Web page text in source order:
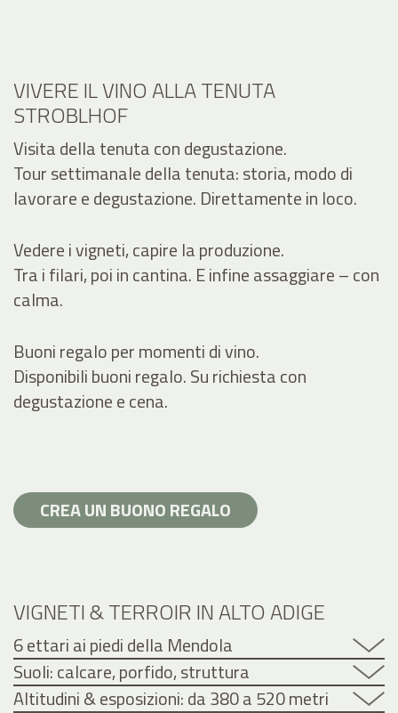
VIVERE IL VINO ALLA TENUTA
STROBLHOF
Visita della tenuta con degustazione.
Tour settimanale della tenuta: storia, modo di
lavorare e degustazione. Direttamente in loco.
Vedere i vigneti, capire la produzione.
Tra i filari, poi in cantina. E infine assaggiare – con
calma.
Buoni regalo per momenti di vino.
Disponibili buoni regalo. Su richiesta con
degustazione e cena.
CREA UN BUONO REGALO
VIGNETI & TERROIR IN ALTO ADIGE
6 ettari ai piedi della Mendola
Suoli: calcare, porfido, struttura
Altitudini & esposizioni: da 380 a 520 metri